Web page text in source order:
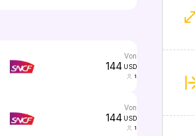
von
144USD
1
von
144USD
1